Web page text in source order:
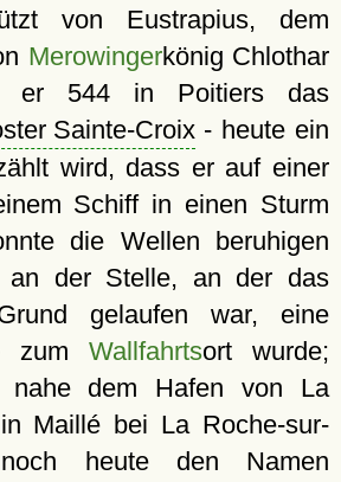
von Eustrapius, dem
Merowingerkönig Chlothar
er 544 in Poitiers das
Sainte-Croix- heute ein
wird, dass er auf einer
Schiff in einen Sturm
die Wellen beruhigen
an der Stelle, an der das
gelaufen war, eine
zum Wallfahrtsort wurde;
nahe dem Hafen von La
Maillé bei La Roche-sur-
heute den Namen